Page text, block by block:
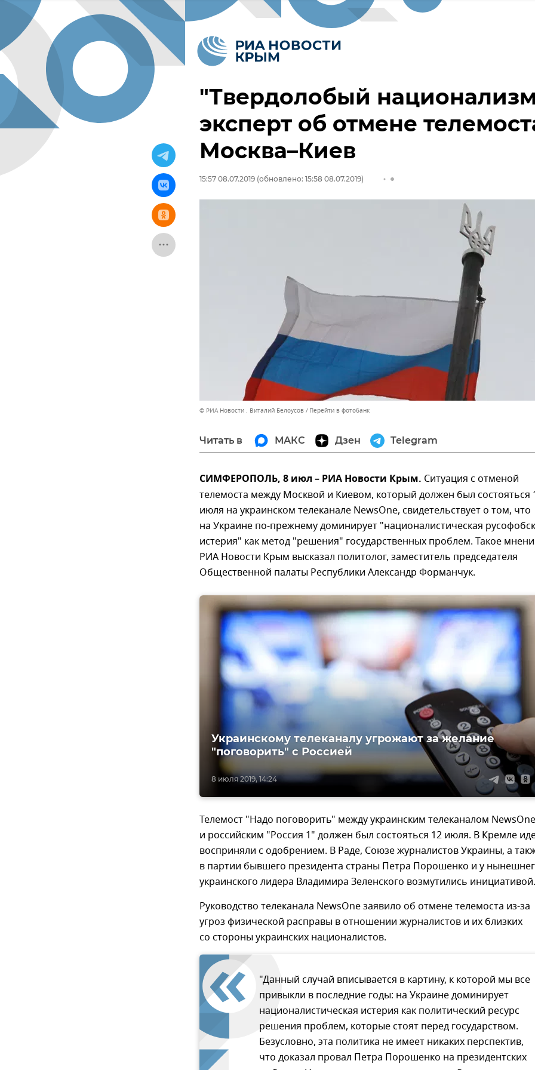
"Твердолобый
эксперт об отмене
Москва–Киев
15:57 08.07.2019 (обновлено: 15:58 08.07.2019)
© РИА Новости . Виталий Белоусов Перейти в фотобанк
Читать в МАКС Дзен Telegram
СИМФЕРОПОЛЬ, 8 июл – РИА Новости Крым. Ситуация с отменой
телемоста между Москвой и Киевом, который должен был состояться
июля на украинском телеканале NewsOne, свидетельствует о том, что
на Украине по-прежнему доминирует "националистическая
истерия" как метод "решения" государственных проблем. Такое
РИА Новости Крым высказал политолог, заместитель председателя
Общественной палаты Республики Александр Форманчук.
8 июля 2019, 14:24
Украинскому телеканалу угрожают за желание
"поговорить" с Россией
Телемост "Надо поговорить" между украинским телеканалом NewsOne
и российским "Россия 1" должен был состояться 12 июля. В Кремле
восприняли с одобрением. В Раде, Союзе журналистов Украины, а
в партии бывшего президента страны Петра Порошенко и у
украинского лидера Владимира Зеленского возмутились инициативой.
Руководство телеканала NewsOne заявило об отмене телемоста из-за
угроз физической расправы в отношении журналистов и их близких
со стороны украинских националистов.
"Данный случай вписывается в картину, к которой мы все
привыкли в последние годы: на Украине доминирует
националистическая истерия как политический ресурс
решения проблем, которые стоят перед государством.
Безусловно, эта политика не имеет никаких перспектив,
что доказал провал Петра Порошенко на президентских